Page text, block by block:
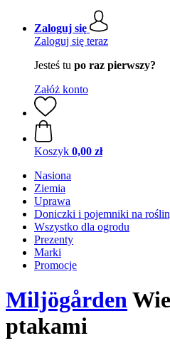
Zaloguj się
Zaloguj się teraz
Jesteś tu po raz pierwszy?
Załóż konto
Koszyk 0,00 zł
Nasiona
Ziemia
Uprawa
Doniczki i pojemniki na
Wszystko dla ogrodu
Prezenty
Marki
Promocje
Miljögården
ptakami